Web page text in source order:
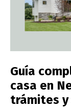
Guía
casa en
trámites y